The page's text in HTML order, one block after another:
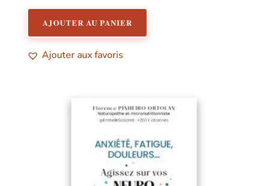
AJOUTER AU PANIER
Ajouter aux favoris